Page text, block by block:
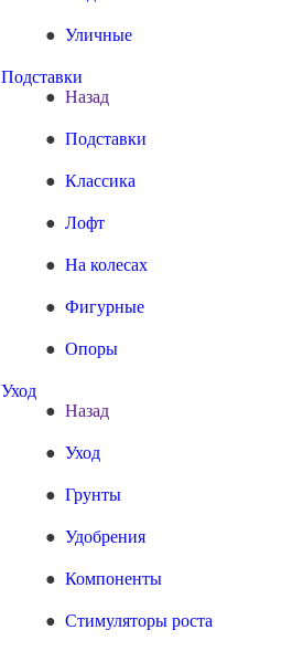
Уличные
Подставки
Назад
Подставки
Классика
Лофт
На колесах
Фигурные
Опоры
Уход
Назад
Уход
Грунты
Удобрения
Компоненты
Стимуляторы роста